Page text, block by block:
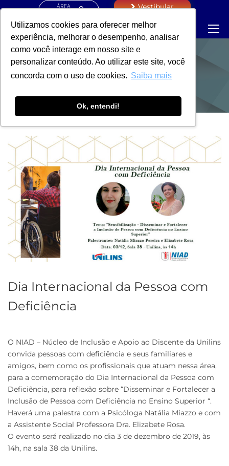
Utilizamos cookies para oferecer melhor
experiência, melhorar o desempenho, analisar
como você interage em nosso site e
personalizar conteúdo. Ao utilizar este site, você
concorda com o uso de cookies. Saiba mais
Ok, entendi!
ÁREA
Vestibular
NOTÍCIAS
Dia Internacional da Pessoa com
Deficiência
O NIAD – Núcleo de Inclusão e Apoio ao Discente da Unilins
convida pessoas com deficiência e seus familiares e
amigos, bem como os profissionais que atuam nessa área,
para a comemoração do Dia Internacional da Pessoa com
Deficiência, para reflexão sobre “Disseminar e Fortalecer a
Inclusão de Pessoa com Deficiência no Ensino Superior “.
Haverá uma palestra com a Psicóloga Natália Miazzo e com
a Assistente Social Professora Dra. Elizabete Rosa.
O evento será realizado no dia 3 de dezembro de 2019, às
14h, na sala 38 da Unilins.